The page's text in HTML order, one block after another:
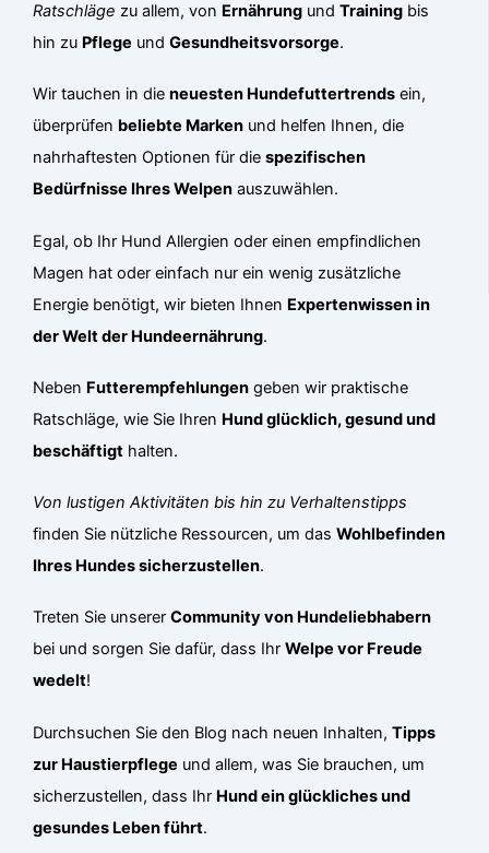
Ratschläge zu allem, von Ernährung undTraining bis
hin zu Pflege undGesundheitsvorsorge.
Wir tauchen in dieneuesten Hundefuttertrends ein,
überprüfen beliebte Marken und helfen Ihnen, die
nahrhaftesten Optionen für diespezifischen
Bedürfnisse Ihres Welpen auszuwählen.
Egal, ob Ihr Hund Allergien oder einen empfindlichen
Magen hat oder einfach nur ein wenig zusätzliche
Energie benötigt, wir bieten Ihnen Expertenwissen in
der Welt der Hundeernährung.
Neben Futterempfehlungen geben wir praktische
Ratschläge, wie Sie Ihren Hund glücklich, gesund und
beschäftigt halten.
Von lustigen Aktivitäten bis hin zu Verhaltenstipps
finden Sie nützliche Ressourcen, um dasWohlbefinden
Ihres Hundes sicherzustellen.
Treten Sie unsererCommunity von Hundeliebhabern
bei und sorgen Sie dafür, dass IhrWelpe vor Freude
wedelt!
Durchsuchen Sie den Blog nach neuen Inhalten,Tipps
zur Haustierpflege und allem, was Sie brauchen, um
sicherzustellen, dass Ihr Hund ein glückliches und
gesundes Leben führt.